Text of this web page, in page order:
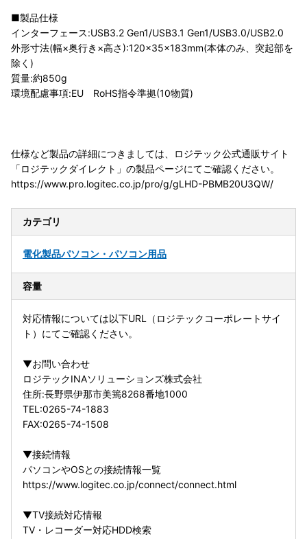
■製品仕様
インターフェース:USB3.2 Gen1/USB3.1 Gen1/USB3.0/USB2.0
外形寸法(幅×奥行き×高さ):120×35×183mm(本体のみ、突起部を
除く)
質量:約850g
環境配慮事項:EU RoHS指令準拠(10物質)
仕様など製品の詳細につきましては、ロジテック公式通販サイト
「ロジテックダイレクト」の製品ページにてご確認ください。
https://www.pro.logitec.co.jp/pro/g/gLHD-PBMB20U3QW/
カテゴリ
電化製品パソコン・パソコン用品
容量
対応情報については以下URL（ロジテックコーポレートサイ
ト）にてご確認ください。
▼お問い合わせ
ロジテックINAソリューションズ株式会社
住所:長野県伊那市美篶8268番地1000
TEL:0265-74-1883
FAX:0265-74-1508
▼接続情報
パソコンやOSとの接続情報一覧
https://www.logitec.co.jp/connect/connect.html
▼TV接続対応情報
TV・レコーダー対応HDD検索